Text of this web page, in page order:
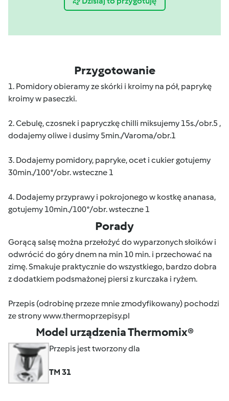
Przygotowanie
1. Pomidory obieramy ze skórki i kroimy na pół, paprykę
kroimy w paseczki.
2. Cebulę, czosnek i papryczkę chilli miksujemy 15s./obr.5 ,
dodajemy oliwe i dusimy 5min./Varoma/obr.1
3. Dodajemy pomidory, papryke, ocet i cukier gotujemy
30min./100*/obr. wsteczne 1
4. Dodajemy przyprawy i pokrojonego w kostkę ananasa,
gotujemy 10min./100*/obr. wsteczne 1
Porady
Gorącą salsę można przełożyć do wyparzonych słoików i
odwrócić do góry dnem na min 10 min. i przechować na
zimę. Smakuje praktycznie do wszystkiego, bardzo dobra
z dodatkiem podsmażonej piersi z kurczaka i ryżem.
Przepis (odrobinę przeze mnie zmodyfikowany) pochodzi
ze strony www.thermoprzepisy.pl
Model urządzenia Thermomix®
Przepis jest tworzony dla
TM 31